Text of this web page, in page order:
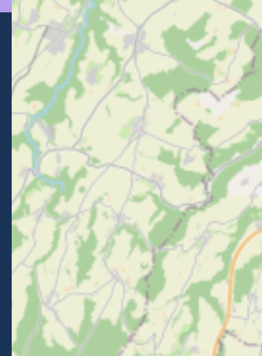
Morzine Avoriaz
+33 (0)4 50 74 72 72
26 Place du Baraty, Morzine, 74110
Contact